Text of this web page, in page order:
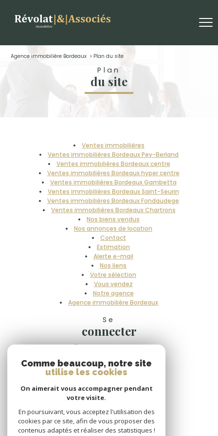
Agence immobilière Bordeaux plan du site
Plan
du site
Ventes immobilières
Ventes immobilières Bordeaux Pey-Berland
Ventes immobilières Bordeaux centre
Ventes immobilières Bordeaux hyper centre
Ventes immobilières Bordeaux Gambetta
Ventes immobilières Bordeaux Saint-Seurin
Ventes immobilières Bordeaux Fondaudege
Ventes immobilières Bordeaux Chartrons
Nos biens vendus
Nos annonces de location
Contact
Estimation
Alerte e-mail
Nos liens
Votre sélection
Vous vendez
Notre agence
Agence immobilière Bordeaux
Se
connecter
Nous
Nous
Comme beaucoup, notre site
utilise les cookies
On aimerait vous accompagner pendant
votre visite.
En poursuivant, vous acceptez l'utilisation des
cookies par ce site, afin de vous proposer des
contenus adaptés et réaliser des statistiques !